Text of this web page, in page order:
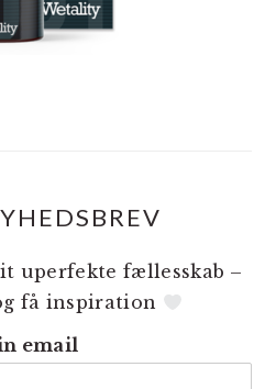
uperfekte fællesskab –
få inspiration
email